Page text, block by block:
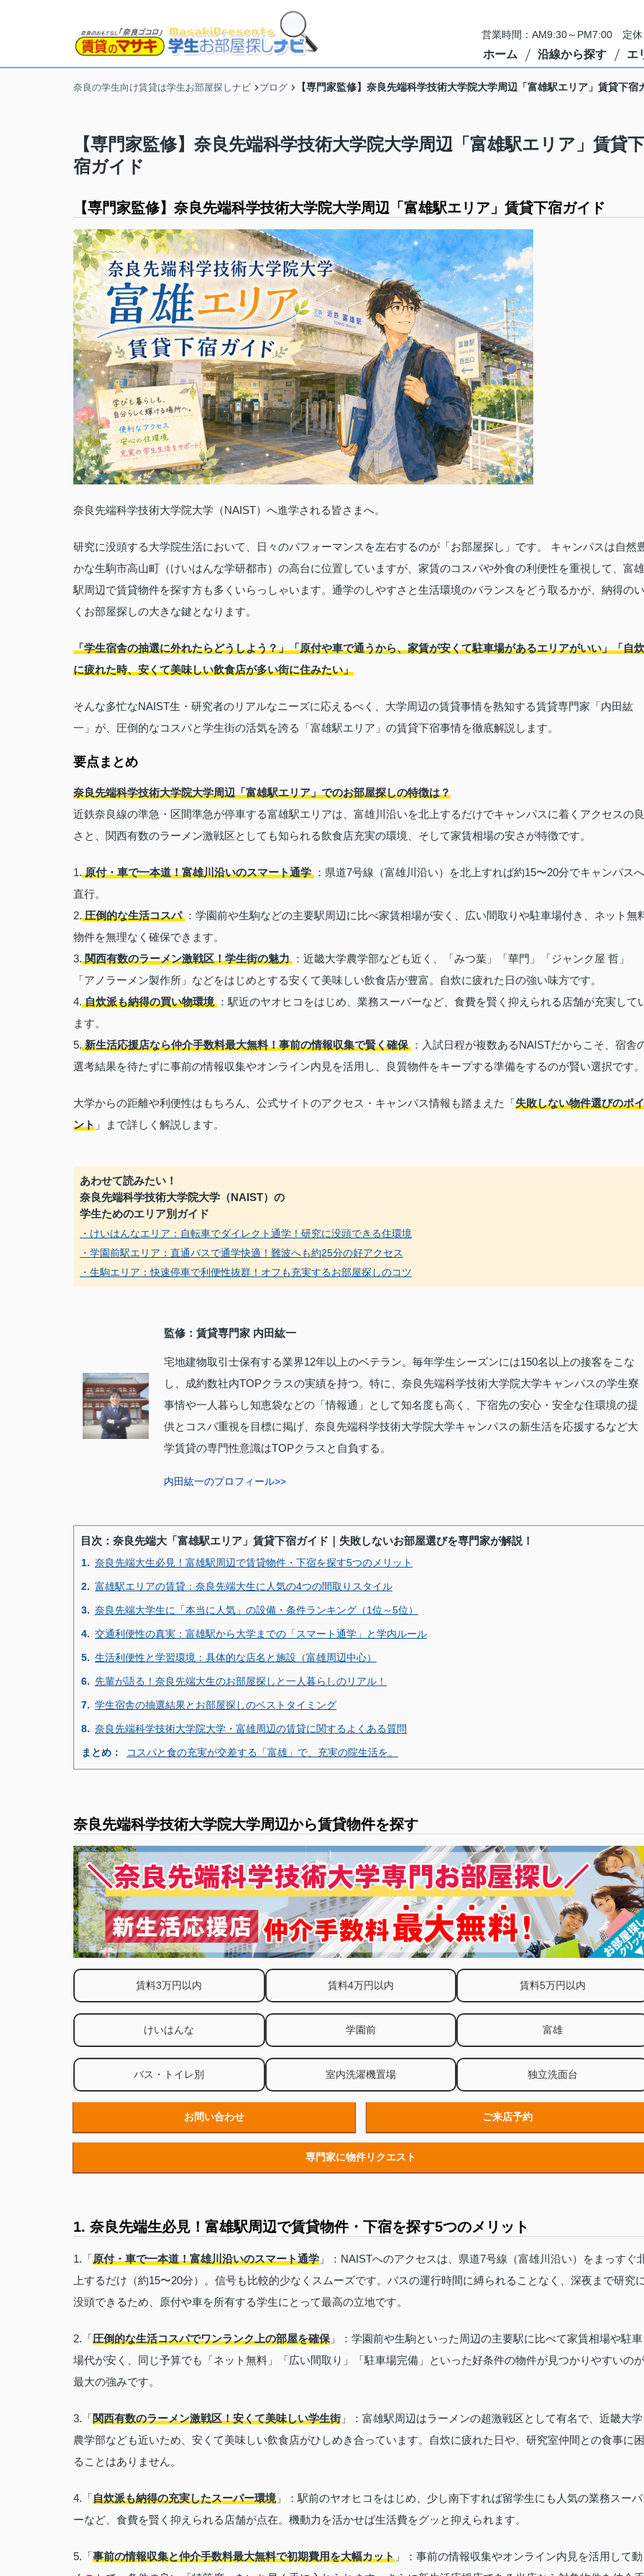
営業時間：AM9:30～PM7:00 定休
ホーム 沿線から探す エ
奈良の学生向け賃貸は学生お部屋探しナビ ブログ 【専門家監修】奈良先端科学技術大学院大学周辺「富雄駅エリア」賃貸下宿
【専門家監修】奈良先端科学技術大学院大学周辺「富雄駅エリア」賃貸下
宿ガイド
【専門家監修】奈良先端科学技術大学院大学周辺「富雄駅エリア」賃貸下宿ガイド
奈良先端科学技術大学院大学（NAIST）へ進学される皆さまへ。
研究に没頭する大学院生活において、日々のパフォーマンスを左右するのが「お部屋探し」です。 キャンパスは自然
かな生駒市高山町（けいはんな学研都市）の高台に位置していますが、家賃のコスパや外食の利便性を重視して、富雄
駅周辺で賃貸物件を探す方も多くいらっしゃいます。通学のしやすさと生活環境のバランスをどう取るかが、納得のい
くお部屋探しの大きな鍵となります。
「学生宿舎の抽選に外れたらどうしよう？」「原付や車で通うから、家賃が安くて駐車場があるエリアがいい」「自炊
に疲れた時、安くて美味しい飲食店が多い街に住みたい」
そんな多忙なNAIST生・研究者のリアルなニーズに応えるべく、大学周辺の賃貸事情を熟知する賃貸専門家「内田紘
一」が、圧倒的なコスパと学生街の活気を誇る「富雄駅エリア」の賃貸下宿事情を徹底解説します。
要点まとめ
奈良先端科学技術大学院大学周辺「富雄駅エリア」でのお部屋探しの特徴は？
近鉄奈良線の準急・区間準急が停車する富雄駅エリアは、富雄川沿いを北上するだけでキャンパスに着くアクセスの良
さと、関西有数のラーメン激戦区としても知られる飲食店充実の環境、そして家賃相場の安さが特徴です。
1.原付・車で一本道！富雄川沿いのスマート通学 ：県道7号線（富雄川沿い）を北上すれば約15〜20分でキャンパスへ
直行。
2.圧倒的な生活コスパ ：学園前や生駒などの主要駅周辺に比べ家賃相場が安く、広い間取りや駐車場付き、ネット無
物件を無理なく確保できます。
3.関西有数のラーメン激戦区！学生街の魅力 ：近畿大学農学部なども近く、「みつ葉」「華門」「ジャンク屋 哲」
「アノラーメン製作所」などをはじめとする安くて美味しい飲食店が豊富。自炊に疲れた日の強い味方です。
4.自炊派も納得の買い物環境 ：駅近のヤオヒコをはじめ、業務スーパーなど、食費を賢く抑えられる店舗が充実して
ます。
5.新生活応援店なら仲介手数料最大無料！事前の情報収集で賢く確保 ：入試日程が複数あるNAISTだからこそ、宿舎
選考結果を待たずに事前の情報収集やオンライン内見を活用し、良質物件をキープする準備をするのが賢い選択です。
大学からの距離や利便性はもちろん、公式サイトのアクセス・キャンパス情報も踏まえた「失敗しない物件選びのポイ
ント 」まで詳しく解説します。
あわせて読みたい！
奈良先端科学技術大学院大学（NAIST）の
学生ためのエリア別ガイド
・けいはんなエリア：自転車でダイレクト通学！研究に没頭できる住環境
・学園前駅エリア：直通バスで通学快適！難波へも約25分の好アクセス
・生駒エリア：快速停車で利便性抜群！オフも充実するお部屋探しのコツ
監修：賃貸専門家 内田紘一
宅地建物取引士保有する業界12年以上のベテラン。毎年学生シーズンには150名以上の接客をこな
し、成約数社内TOPクラスの実績を持つ。特に、奈良先端科学技術大学院大学キャンパスの学生寮
事情や一人暮らし知恵袋などの「情報通」として知名度も高く、下宿先の安心・安全な住環境の提
供とコスパ重視を目標に掲げ、奈良先端科学技術大学院大学キャンパスの新生活を応援するなど大
学賃貸の専門性意識はTOPクラスと自負する。
内田紘一のプロフィール>>
目次：奈良先端大「富雄駅エリア」賃貸下宿ガイド｜失敗しないお部屋選びを専門家が解説！
1. 奈良先端大生必見！富雄駅周辺で賃貸物件・下宿を探す5つのメリット
2. 富雄駅エリアの賃貸：奈良先端大生に人気の4つの間取りスタイル
3. 奈良先端大学生に「本当に人気」の設備・条件ランキング（1位～5位）
4. 交通利便性の真実：富雄駅から大学までの「スマート通学」と学内ルール
5. 生活利便性と学習環境：具体的な店名と施設（富雄周辺中心）
6. 先輩が語る！奈良先端大生のお部屋探しと一人暮らしのリアル！
7. 学生宿舎の抽選結果とお部屋探しのベストタイミング
8. 奈良先端科学技術大学院大学・富雄周辺の賃貸に関するよくある質問
まとめ： コスパと食の充実が交差する「富雄」で、充実の院生活を。
奈良先端科学技術大学院大学周辺から賃貸物件を探す
賃料3万円以内 賃料4万円以内 賃料5万円以内
けいはんな 学園前 富雄
バス・トイレ別 室内洗濯機置場 独立洗面台
お問い合わせ ご来店予約
専門家に物件リクエスト
1. 奈良先端生必見！富雄駅周辺で賃貸物件・下宿を探す5つのメリット
1.「 原付・車で一本道！富雄川沿いのスマート通学 」：NAISTへのアクセスは、県道7号線（富雄川沿い）をまっすぐ
上するだけ（約15〜20分）。信号も比較的少なくスムーズです。バスの運行時間に縛られることなく、深夜まで研究
没頭できるため、原付や車を所有する学生にとって最高の立地です。
2.「 圧倒的な生活コスパでワンランク上の部屋を確保」：学園前や生駒といった周辺の主要駅に比べて家賃相場や駐車
場代が安く、同じ予算でも「ネット無料」「広い間取り」「駐車場完備」といった好条件の物件が見つかりやすいのが
最大の強みです。
3.「 関西有数のラーメン激戦区！安くて美味しい学生街 」：富雄駅周辺はラーメンの超激戦区として有名で、近畿大学
農学部なども近いため、安くて美味しい飲食店がひしめき合っています。自炊に疲れた日や、研究室仲間との食事に困
ることはありません。
4.「 自炊派も納得の充実したスーパー環境」：駅前のヤオヒコをはじめ、少し南下すれば留学生にも人気の業務スーパ
ーなど、食費を賢く抑えられる店舗が点在。機動力を活かせば生活費をグッと抑えられます。
5.「 事前の情報収集と仲介手数料最大無料で初期費用を大幅カット 」：事前の情報収集やオンライン内見を活用して動